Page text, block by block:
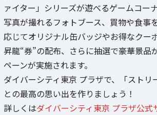
ァイター」シリーズが遊べるゲームコー
写真が撮れるフォトブース、買物や食事
応じてオリジナル缶バッジやお得なクー
昇龍“券”の配布、さらに抽選で豪華景品
ペーンが実施されます。
ダイバーシティ東京 プラザで、「ストリ
との最高の思い出を作りましょう！
詳しくはダイバーシティ東京 プラザ公式